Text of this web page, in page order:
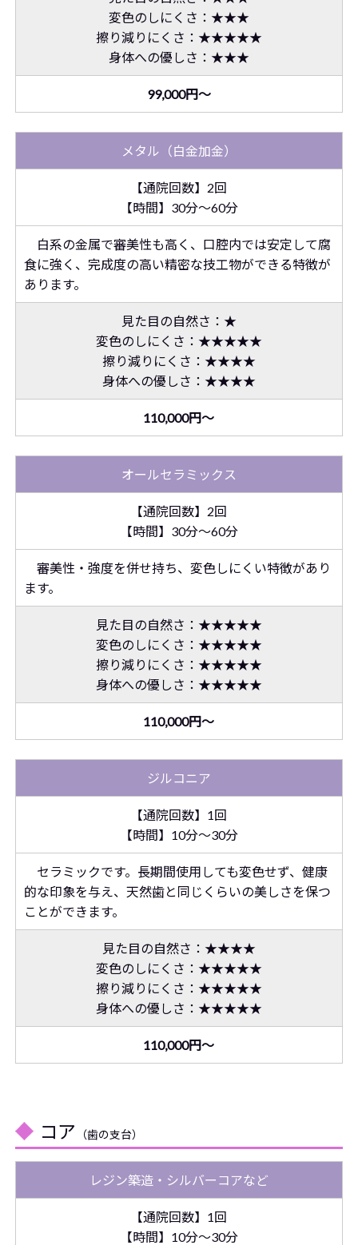
変色のしにくさ：★★★
擦り減りにくさ：★★★★★
身体への優しさ：★★★
99,000円～
メタル（白金加金）
【通院回数】2回
【時間】30分～60分
白系の金属で審美性も高く、口腔内では安定して腐
食に強く、完成度の高い精密な技工物ができる特徴が
あります。
見た目の自然さ：★
変色のしにくさ：★★★★★
擦り減りにくさ：★★★★
身体への優しさ：★★★★
110,000円～
オールセラミックス
【通院回数】2回
【時間】30分～60分
審美性・強度を併せ持ち、変色しにくい特徴があり
ます。
見た目の自然さ：★★★★★
変色のしにくさ：★★★★★
擦り減りにくさ：★★★★★
身体への優しさ：★★★★★
110,000円～
ジルコニア
【通院回数】1回
【時間】10分～30分
セラミックです。長期間使用しても変色せず、健康
的な印象を与え、天然歯と同じくらいの美しさを保つ
ことができます。
見た目の自然さ：★★★★
変色のしにくさ：★★★★★
擦り減りにくさ：★★★★★
身体への優しさ：★★★★★
110,000円～
コア （歯の支台）
レジン築造・シルバーコアなど
【通院回数】1回
【時間】10分～30分